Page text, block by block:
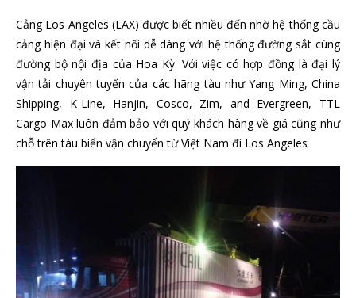
Cảng Los Angeles (LAX) được biết nhiều đến nhờ hệ thống cầu
cảng hiện đại và kết nối dễ dàng với hệ thống đường sắt cùng
đường bộ nội địa của Hoa Kỳ. Với việc có hợp đồng là đại lý
vận tải chuyên tuyến của các hãng tàu như Yang Ming, China
Shipping, K-Line, Hanjin, Cosco, Zim, and Evergreen, TTL
Cargo Max luôn đảm bảo với quý khách hàng về giá cũng như
chỗ trên tàu biển vận chuyển từ Việt Nam đi Los Angeles